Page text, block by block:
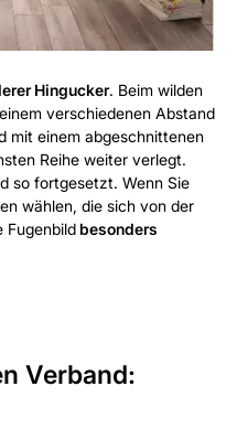
Hingucker. Beim wilden
verschiedenen Abstand
mit einem abgeschnittenen
Reihe weiter verlegt.
so fortgesetzt. Wenn Sie
wählen, die sich von der
Fugenbildbesonders
Verband: